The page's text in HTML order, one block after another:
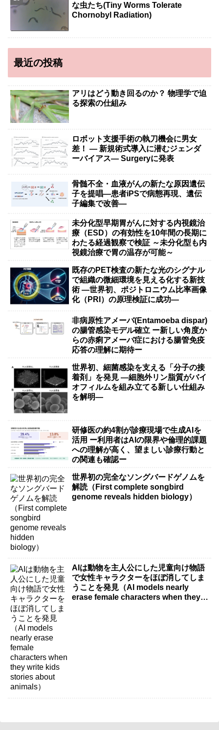
な虫たち(Tiny Worms Tolerate
Chornobyl Radiation)
最近の投稿
アリはどう動き回るのか？ 物理学で迫
る探索の仕組み
ロボット支援手術の執刀機会に男女
差！ — 新規術式導入に潜むジェンダ
ーバイアス— Surgeryに発表
骨髄不全・血液がんの新たな原因遺伝
子を提唱―患者iPSで病態再現、遺伝
子編集で改善―
未分化型早期胃がんに対する内視鏡治
療（ESD）の有効性を10年間の長期に
わたる経過観察で検証 ～未分化型も内
視鏡治療で胃の温存が可能～
既存のPET検査の新たな光のシグナル
で組織の微細環境を見える化する新技
術 ―世界初、ポジトロニウム比率画像
化（PRI）の原理検証に成功―
非病原性アメーバ(Entamoeba dispar)
の腸管感染モデル確立 ー新しい角度か
らの赤痢アメーバ症における腸管免疫
応答の理解に期待ー
世界初、細菌感染を支える「分子の接
着剤」を発見 ―細胞外リン脂質がバイ
オフィルムを組み立てる新しい仕組み
を解明―
研修医の約4割が診療現場で生成AIを
活用 ー利用者はAIの限界や倫理的課題
への理解が高く、望ましい診療行動と
の関連も確認ー
世界初の完全なソングバードゲノムを
解読（First complete songbird
genome reveals hidden biology）
AIは動物を主人公にした児童向け物語
で女性キャラクターをほぼ消してしま
うことを発見（AI models nearly
erase female characters when they